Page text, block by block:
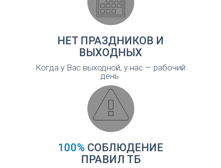
НЕТ ПРАЗДНИКОВ И
ВЫХОДНЫХ
Когда у Вас выходной, у нас — рабочий
день.
100% СОБЛЮДЕНИЕ
ПРАВИЛ ТБ